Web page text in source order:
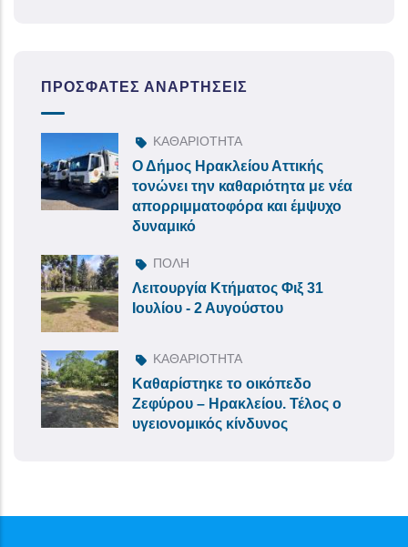
ΠΡΌΣΦΑΤΕΣ ΑΝΑΡΤΉΣΕΙΣ
ΚΑΘΑΡΙΟΤΗΤΑ
Ο Δήμος Ηρακλείου Αττικής
τονώνει την καθαριότητα με νέα
απορριμματοφόρα και έμψυχο
δυναμικό
ΠΟΛΗ
Λειτουργία Κτήματος Φιξ 31
Ιουλίου - 2 Αυγούστου
ΚΑΘΑΡΙΟΤΗΤΑ
Καθαρίστηκε το οικόπεδο
Ζεφύρου – Ηρακλείου. Τέλος ο
υγειονομικός κίνδυνος